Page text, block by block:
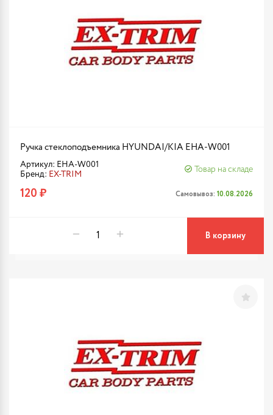
Ручка стеклоподъемника HYUNDAI/KIA EHA-W001
Артикул: EHA-W001
Бренд: EX-TRIM
Товар на складе
120 ₽ Самовывоз: 10.08.2026
В корзину